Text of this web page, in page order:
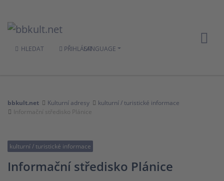
HLEDAT PŘIHLÁSITLANGUAGE
bbkult.net Kulturní adresy
kulturní / turistické informace
Informační středisko Plánice
kulturní / turistické informace
Informační středisko Plánice